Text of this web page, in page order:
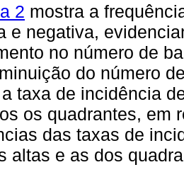
2 mostra a
e negativa,
no número de
do número
taxa de incidência
os quadrantes, em
das taxas de
altas e as dos